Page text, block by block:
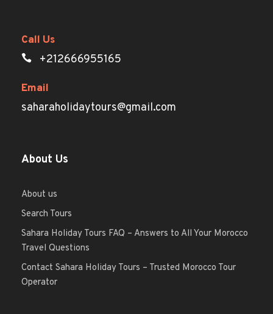
Call Us
+212666955165
Email
saharaholidaytours@gmail.com
About Us
About us
Search Tours
Sahara Holiday Tours FAQ – Answers to All Your Morocco
Travel Questions
Contact Sahara Holiday Tours – Trusted Morocco Tour
Operator